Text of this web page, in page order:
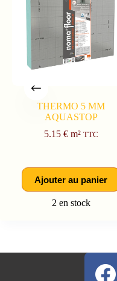
THERMO 5 MM
AQUASTOP
5.15 €m² TTC
Ajouter au panier
2 en stock